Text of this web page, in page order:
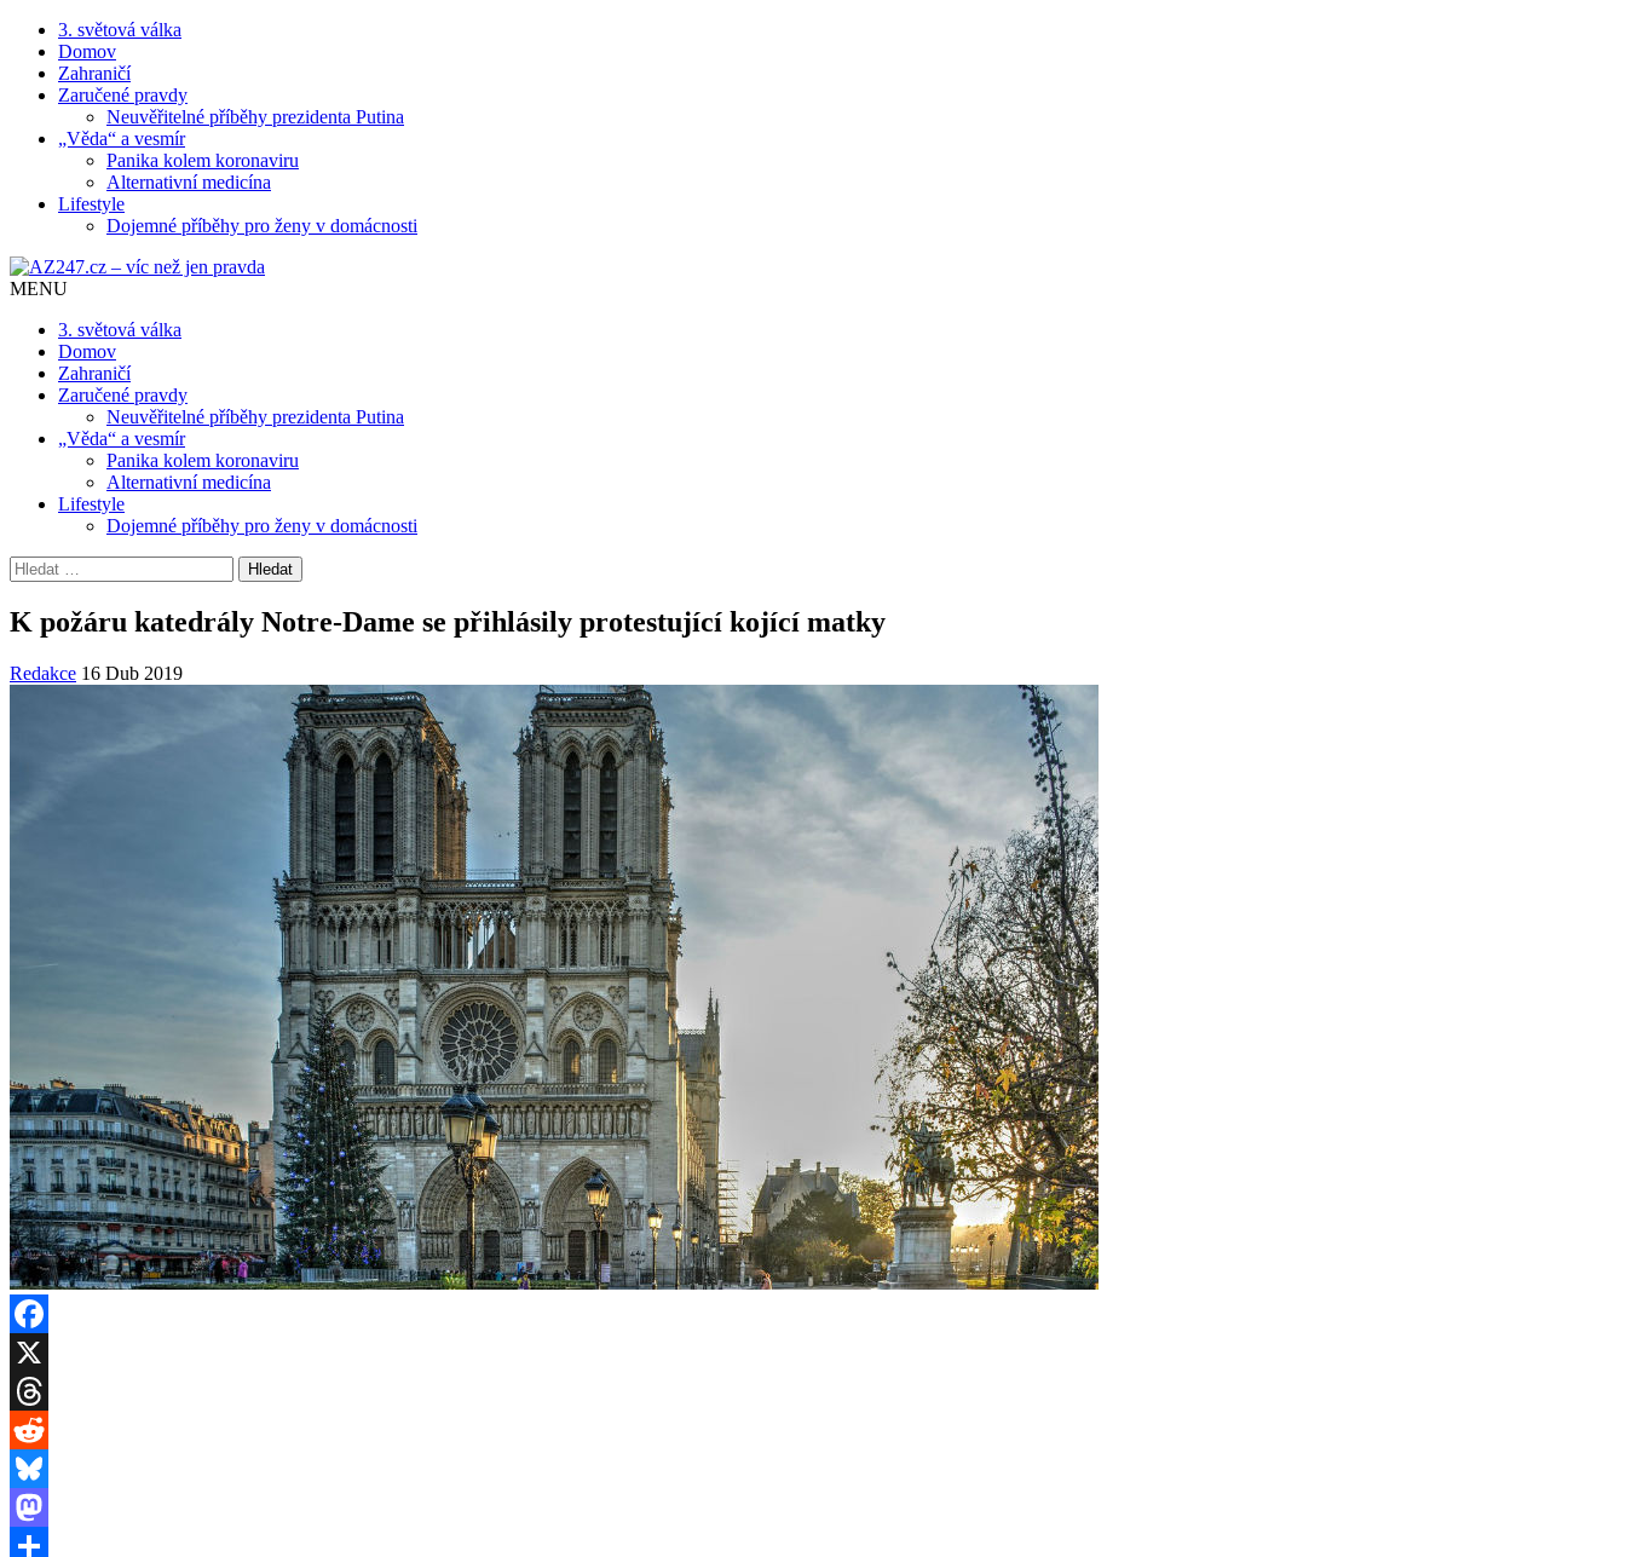
3. světová válka
Domov
Zahraničí
Zaručené pravdy
Neuvěřitelné příběhy prezidenta Putina
„Věda“ a vesmír
Panika kolem koronaviru
Alternativní medicína
Lifestyle
Dojemné příběhy pro ženy v domácnosti
MENU
3. světová válka
Domov
Zahraničí
Zaručené pravdy
Neuvěřitelné příběhy prezidenta Putina
„Věda“ a vesmír
Panika kolem koronaviru
Alternativní medicína
Lifestyle
Dojemné příběhy pro ženy v domácnosti
Vyhledávání
K požáru katedrály Notre-Dame se přihlásily protestující kojící matky
Redakce 16 Dub 2019
Facebook
X
Threads
Reddit
Bluesky
Mastodon